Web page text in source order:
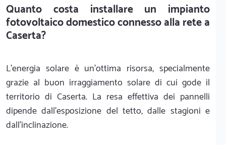
Quanto costa installare un impianto
fotovoltaico domestico connesso alla rete a
Caserta?
L'energia solare è un'ottima risorsa, specialmente
grazie al buon irraggiamento solare di cui gode il
territorio di Caserta. La resa effettiva dei pannelli
dipende dall'esposizione del tetto, dalle stagioni e
dall'inclinazione.